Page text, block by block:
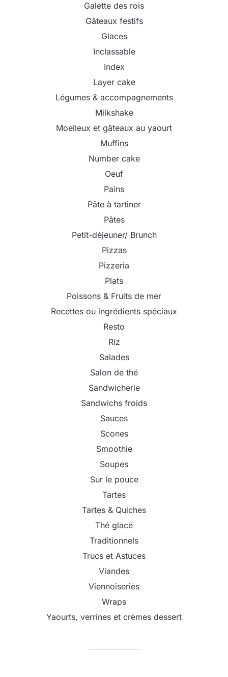
Galette des rois
Gâteaux festifs
Glaces
Inclassable
Index
Layer cake
Légumes & accompagnements
Milkshake
Moelleux et gâteaux au yaourt
Muffins
Number cake
Oeuf
Pains
Pâte à tartiner
Pâtes
Petit-déjeuner/ Brunch
Pizzas
Pizzeria
Plats
Poissons & Fruits de mer
Recettes ou ingrédients spéciaux
Resto
Riz
Salades
Salon de thé
Sandwicherie
Sandwichs froids
Sauces
Scones
Smoothie
Soupes
Sur le pouce
Tartes
Tartes & Quiches
Thé glacé
Traditionnels
Trucs et Astuces
Viandes
Viennoiseries
Wraps
Yaourts, verrines et crèmes dessert